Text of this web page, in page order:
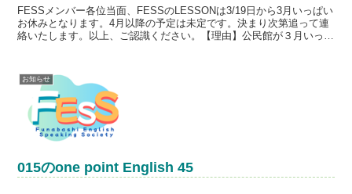
FESSメンバー各位当面、FESSのLESSONは3/19日から3月いっぱい
お休みとなります。4月以降の予定は未定です。決まり次第追って連
絡いたします。以上、ご認識ください。【理由】公民館が３月いっぱ
お知らせ
015のone point English 45